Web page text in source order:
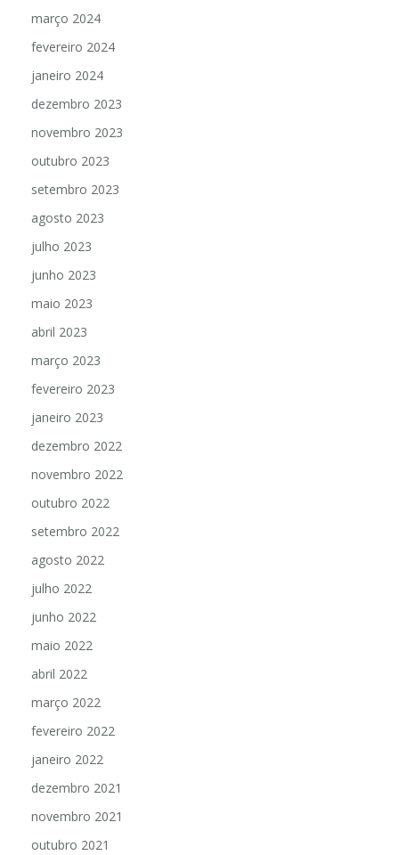
março 2024
fevereiro 2024
janeiro 2024
dezembro 2023
novembro 2023
outubro 2023
setembro 2023
agosto 2023
julho 2023
junho 2023
maio 2023
abril 2023
março 2023
fevereiro 2023
janeiro 2023
dezembro 2022
novembro 2022
outubro 2022
setembro 2022
agosto 2022
julho 2022
junho 2022
maio 2022
abril 2022
março 2022
fevereiro 2022
janeiro 2022
dezembro 2021
novembro 2021
outubro 2021